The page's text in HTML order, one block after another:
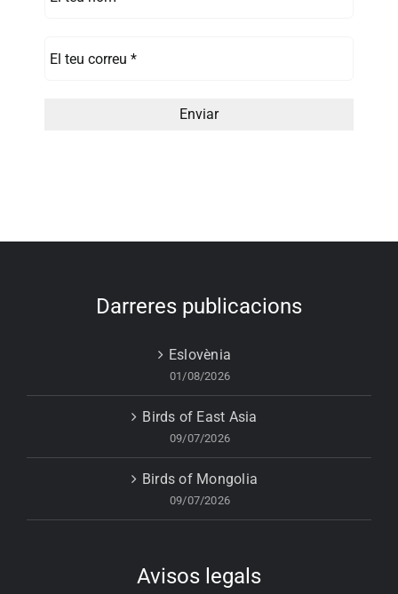
Darreres publicacions
Eslovènia
01/08/2026
Birds of East Asia
09/07/2026
Birds of Mongolia
09/07/2026
Avisos legals